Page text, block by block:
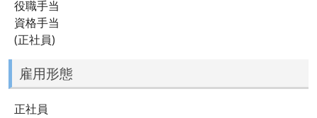
役職手当
資格手当
(正社員)
雇用形態
正社員